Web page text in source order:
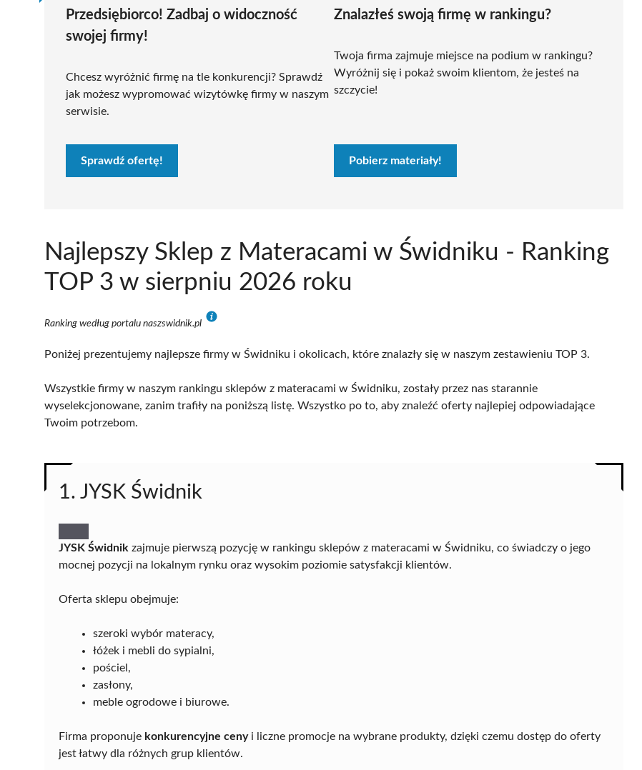
Przedsiębiorco! Zadbaj o widoczność
swojej firmy!
Chcesz wyróżnić firmę na tle konkurencji? Sprawdź
jak możesz wypromować wizytówkę firmy w naszym
serwisie.
Sprawdź ofertę!
Znalazłeś swoją firmę w rankingu?
Twoja firma zajmuje miejsce na podium w rankingu?
Wyróżnij się i pokaż swoim klientom, że jesteś na
szczycie!
Pobierz materiały!
Najlepszy Sklep z Materacami w Świdniku - Ranking
TOP 3 w sierpniu 2026 roku
Ranking według portalu naszswidnik.pl
Poniżej prezentujemy najlepsze firmy w Świdniku i okolicach, które znalazły się w naszym zestawieniu TOP 3.
Wszystkie firmy w naszym rankingu sklepów z materacami w Świdniku, zostały przez nas starannie
wyselekcjonowane, zanim trafiły na poniższą listę. Wszystko po to, aby znaleźć oferty najlepiej odpowiadające
Twoim potrzebom.
1. JYSK Świdnik
JYSK Świdnik zajmuje pierwszą pozycję w rankingu sklepów z materacami w Świdniku, co świadczy o jego
mocnej pozycji na lokalnym rynku oraz wysokim poziomie satysfakcji klientów.
Oferta sklepu obejmuje:
szeroki wybór materacy,
łóżek i mebli do sypialni,
pościel,
zasłony,
meble ogrodowe i biurowe.
Firma proponuje konkurencyjne cenyi liczne promocje na wybrane produkty, dzięki czemu dostęp do oferty
jest łatwy dla różnych grup klientów.